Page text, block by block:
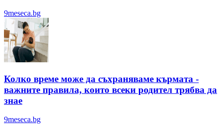
9meseca.bg
Колко време може да съхраняваме кърмата -
важните правила, които всеки родител трябва да
знае
9meseca.bg